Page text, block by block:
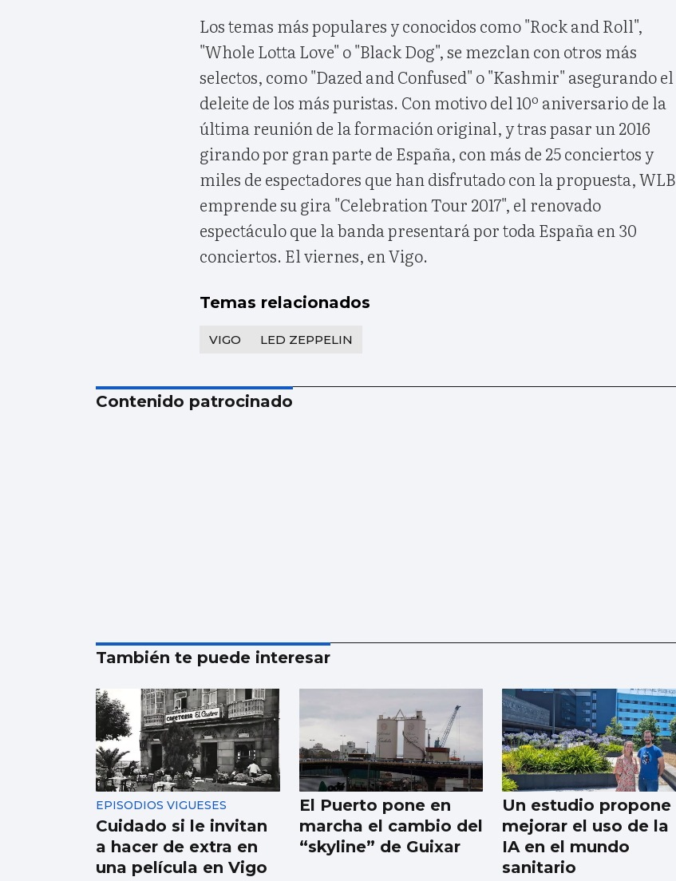
Los temas más populares y conocidos como "Rock and Roll",
"Whole Lotta Love" o "Black Dog", se mezclan con otros más
selectos, como "Dazed and Confused" o "Kashmir" asegurando el
deleite de los más puristas. Con motivo del 10º aniversario de la
última reunión de la formación original, y tras pasar un 2016
girando por gran parte de España, con más de 25 conciertos y
miles de espectadores que han disfrutado con la propuesta, WLB
emprende su gira "Celebration Tour 2017", el renovado
espectáculo que la banda presentará por toda España en 30
conciertos. El viernes, en Vigo.
Temas relacionados
VIGO LED ZEPPELIN
Contenido patrocinado
También te puede interesar
EPISODIOS VIGUESES
Cuidado si le invitan
a hacer de extra en
una película en Vigo
El Puerto pone en
marcha el cambio del
“skyline” de Guixar
Un estudio propone
mejorar el uso de la
IA en el mundo
sanitario